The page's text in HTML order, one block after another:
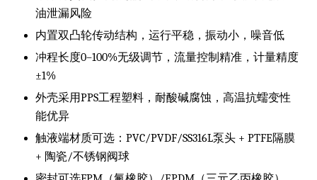
油泄漏风险
内置双凸轮传动结构，运行平稳，振动小，噪音低
冲程长度0–100%无级调节，流量控制精准，计量精度
±1%
外壳采用PPS工程塑料，耐酸碱腐蚀，高温抗蠕变性
能优异
触液端材质可选：PVC/PVDF/SS316L泵头 + PTFE隔膜
+ 陶瓷/不锈钢阀球